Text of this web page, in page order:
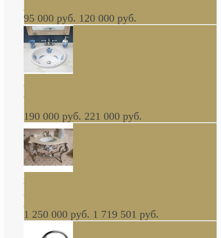
навесное КОМПЛЕКТ
95 000 руб. 120 000 руб.
Decorated Bathroom раковина овальная
встраиваемая для ванной с рисунком синяя
роза В НАЛИЧИИ
190 000 руб. 221 000 руб.
стиле барокко, из массива дерева, светло
коричневый матовый окрас + серебро
1 250 000 руб. 1 719 501 руб.